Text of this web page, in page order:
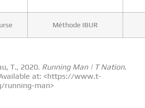
Méthode IBUR
T., 2020. Running Man | T Nation.
at: <https://www.t-
running-man>